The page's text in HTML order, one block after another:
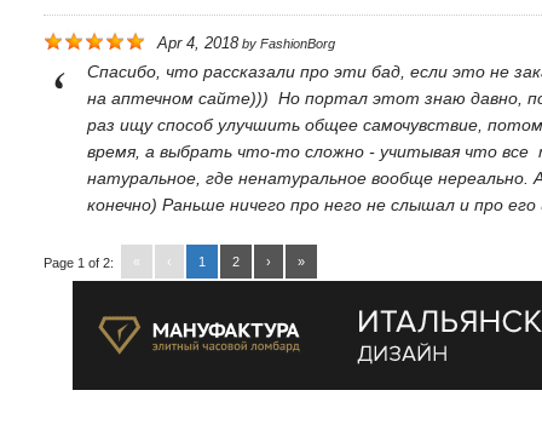
Apr 4, 2018by FashionBorg
Спасибо, что рассказали про эти бад, если это не
на аптечном сайте))) Но портал этот знаю давно,
раз ищу способ улучшить общее самочувствие,
время, а выбрать что-то сложно - учитывая что все
натуральное, где ненатуральное вообще
конечно) Раньше ничего про него не слышал и про
Page 1 of 2: « ‹ 1 2 › »